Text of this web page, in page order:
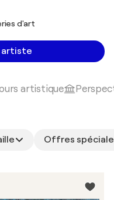
d'art
artiste
artistique
Offres